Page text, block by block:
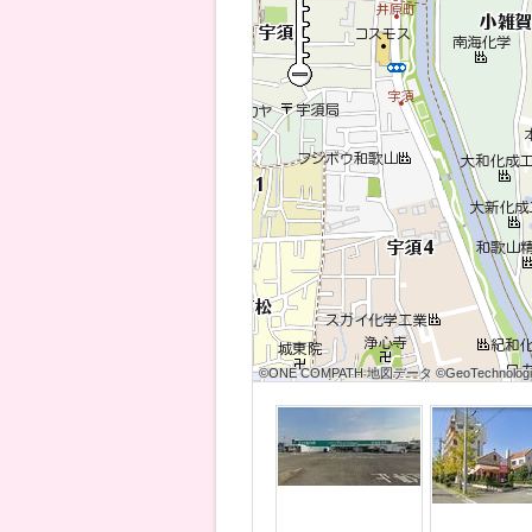
©ONE COMPATH 地図データ
©ONE COMPATH 地図データ
©ONE COMPATH 地図データ
©ONE COMPATH 地図データ
©ONE COMPATH 地図データ
©ONE COMPATH 地図データ
©ONE COMPATH 地図データ
©ONE COMPATH 地図データ
©ONE COMPATH 地図データ